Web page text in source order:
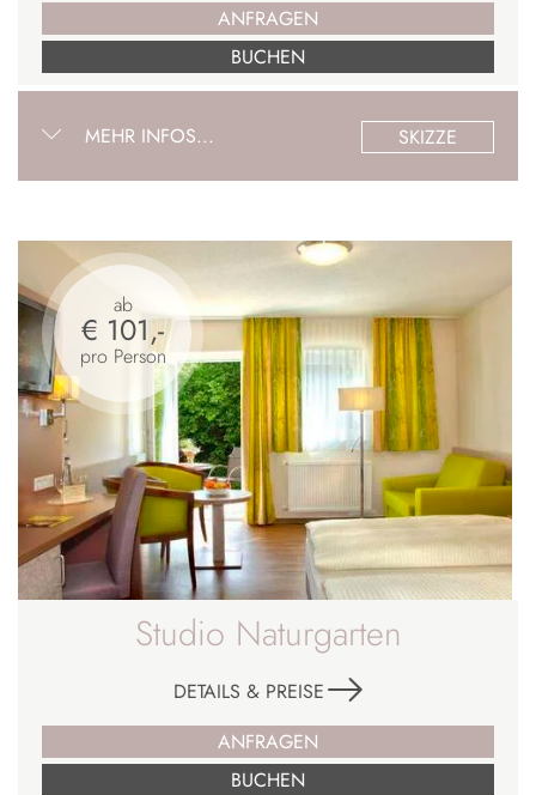
MEHR INFOS... SKIZZE
ANFRAGEN
BUCHEN
Studio Naturgarten
ab
€ 101,-
pro Person
DETAILS & PREISE
ANFRAGEN
BUCHEN